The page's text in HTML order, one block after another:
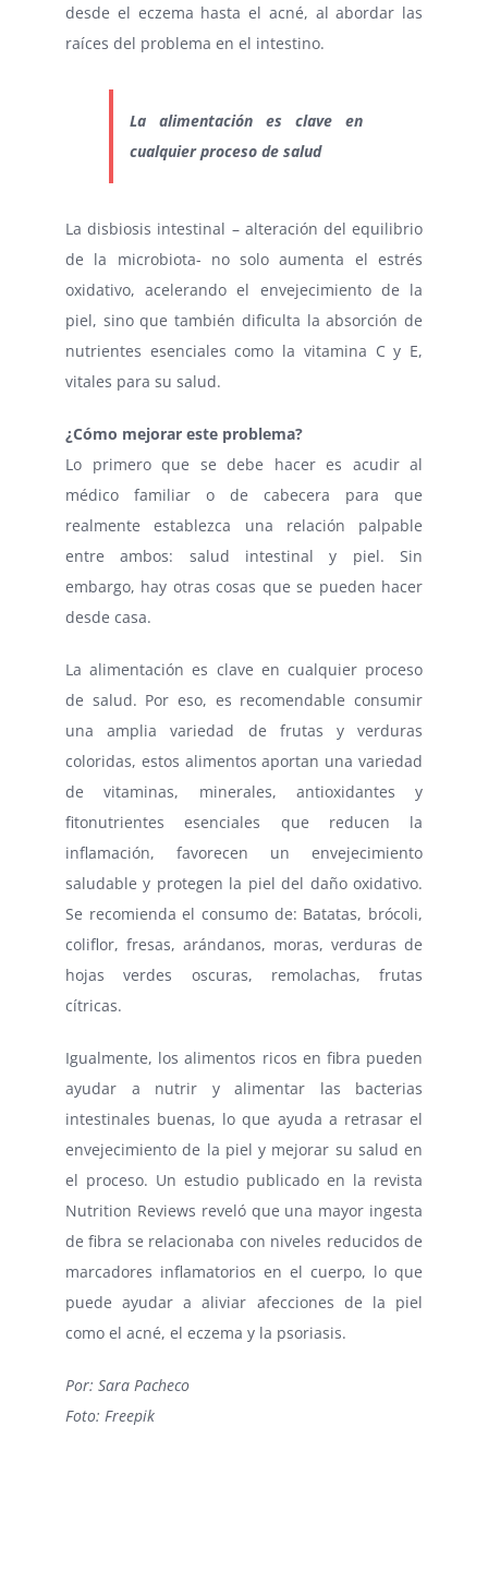
desde el eczema hasta el acné, al abordar las
raíces del problema en el intestino.
La alimentación es clave en
cualquier proceso de salud
La disbiosis intestinal – alteración del equilibrio
de la microbiota- no solo aumenta el estrés
oxidativo, acelerando el envejecimiento de la
piel, sino que también dificulta la absorción de
nutrientes esenciales como la vitamina C y E,
vitales para su salud.
¿Cómo mejorar este problema?
Lo primero que se debe hacer es acudir al
médico familiar o de cabecera para que
realmente establezca una relación palpable
entre ambos: salud intestinal y piel. Sin
embargo, hay otras cosas que se pueden hacer
desde casa.
La alimentación es clave en cualquier proceso
de salud. Por eso, es recomendable consumir
una amplia variedad de frutas y verduras
coloridas, estos alimentos aportan una variedad
de vitaminas, minerales, antioxidantes y
fitonutrientes esenciales que reducen la
inflamación, favorecen un envejecimiento
saludable y protegen la piel del daño oxidativo.
Se recomienda el consumo de: Batatas, brócoli,
coliflor, fresas, arándanos, moras, verduras de
hojas verdes oscuras, remolachas, frutas
cítricas.
Igualmente, los alimentos ricos en fibra pueden
ayudar a nutrir y alimentar las bacterias
intestinales buenas, lo que ayuda a retrasar el
envejecimiento de la piel y mejorar su salud en
el proceso. Un estudio publicado en la revista
Nutrition Reviews reveló que una mayor ingesta
de fibra se relacionaba con niveles reducidos de
marcadores inflamatorios en el cuerpo, lo que
puede ayudar a aliviar afecciones de la piel
como el acné, el eczema y la psoriasis.
Por: Sara Pacheco
Foto: Freepik